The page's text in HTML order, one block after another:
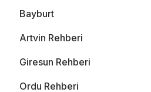
Bayburt
Artvin Rehberi
Giresun Rehberi
Ordu Rehberi